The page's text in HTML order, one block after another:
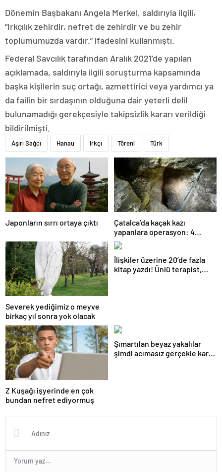
Dönemin Başbakanı Angela Merkel, saldırıyla ilgili,
“Irkçılık zehirdir, nefret de zehirdir ve bu zehir
toplumumuzda vardır.” ifadesini kullanmıştı.
Federal Savcılık tarafından Aralık 2021’de yapılan
açıklamada, saldırıyla ilgili soruşturma kapsamında
başka kişilerin suç ortağı, azmettirici veya yardımcı ya
da failin bir sırdaşının olduğuna dair yeterli delil
bulunamadığı gerekçesiyle takipsizlik kararı verildiği
bildirilmişti.
Aşırı Sağcı Hanau Irkçı Töreni Türk
Japonların sırrı ortaya çıktı
Çatalca’da kaçak kazı
yapanlara operasyon: 4
gözaltı
Severek yediğimiz o meyve
birkaç yıl sonra yok olacak
İlişkiler üzerine 20’de fazla
kitap yazdı! Ünlü terapist,
Z Kuşağı işyerinde en çok
bundan nefret ediyormuş
Şımartılan beyaz yakalılar
şimdi acımasız gerçekle karşı